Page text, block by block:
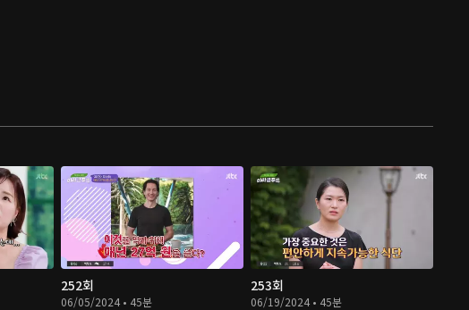
252회
06/05/2024 • 45분
253회
06/19/2024 • 45분